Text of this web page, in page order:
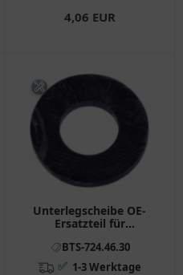
4,06 EUR
Unterlegscheibe OE-
Ersatzteil für
BTS-724.46.30
✅ 1-3 Werktage